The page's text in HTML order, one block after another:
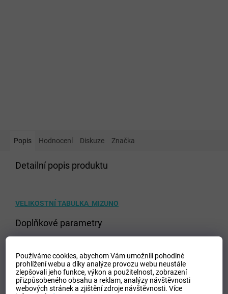
Používáme cookies, abychom Vám umožnili pohodlné
prohlížení webu a díky analýze provozu webu neustále
zlepšovali jeho funkce, výkon a použitelnost,zobrazení
přizpůsobeného obsahu a reklam, analýzy návštěvnosti
webových stránek a zjištění zdroje návštěvnosti.Více
Popis Hodnocení Diskuze Značka
Detailní popis produktu
VELIKOSTNÍ TABULKA_MIZUNO
Doplňkové parametry
EAN:
5054698554746
Velikost:
XS
Pohlaví:
Unisex
Materiálové složení: 100% Polyester